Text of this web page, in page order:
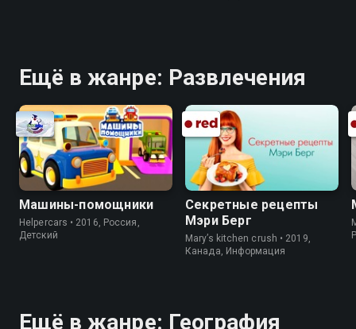
Ещё в жанре: Развлечения
Машины-помощники
Helpercars • 2016, Россия,
Детский
Секретные рецепты
Мэри Берг
Mary’s kitchen crush • 2019,
Канада, Информация
Ещё в жанре: География